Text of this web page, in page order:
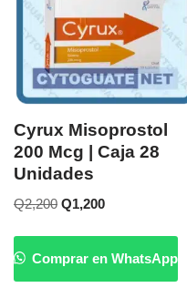
Cyrux Misoprostol
200 Mcg | Caja 28
Unidades
Q2,200 Q1,200
Comprar en WhatsApp